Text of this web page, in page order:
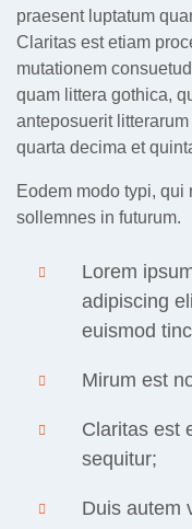
praesent luptatum
Claritas est etiam
mutationem
quam littera gothica,
anteposuerit
quarta decima et
Eodem modo typi,
sollemnes in futurum.
Lorem
adipiscing
euismod
Mirum est
Claritas est
sequitur;
Duis autem